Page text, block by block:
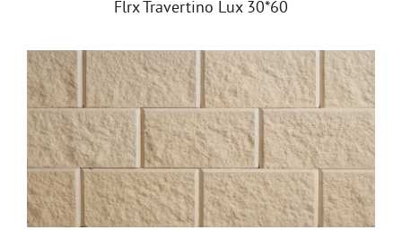
Flrx Travertino Lux 30*60